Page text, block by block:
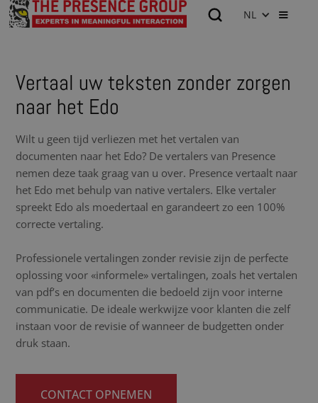
NL
Vertaal uw teksten zonder zorgen
naar het Edo
Wilt u geen tijd verliezen met het vertalen van
documenten naar het Edo? De vertalers van Presence
nemen deze taak graag van u over. Presence vertaalt naar
het Edo met behulp van native vertalers. Elke vertaler
spreekt Edo als moedertaal en garandeert zo een 100%
correcte vertaling.
Professionele vertalingen zonder revisie zijn de perfecte
oplossing voor «informele» vertalingen, zoals het vertalen
van pdf’s en documenten die bedoeld zijn voor interne
communicatie. De ideale werkwijze voor klanten die zelf
instaan voor de revisie of wanneer de budgetten onder
druk staan.
CONTACT OPNEMEN